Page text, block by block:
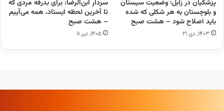
پزشکیان در زابل: وضعیت سیستان
و بلوچستان به هر شکلی که شده
باید اصلاح شود – هشت صبح
۱۴۰۳, دی ۲۱
سردار ابن‌الرضا: برای بدرقه مردی که
تا آخرین لحظه ایستاد، همه می‌آییم
– هشت صبح
۱۴۰۵, تیر ۱۱